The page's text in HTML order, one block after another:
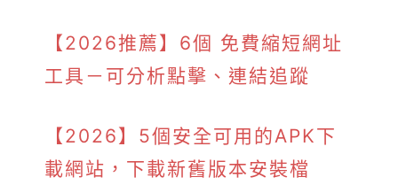
【2026推薦】6個 免費縮短網址
工具－可分析點擊、連結追蹤
【2026】5個安全可用的APK下
載網站，下載新舊版本安裝檔